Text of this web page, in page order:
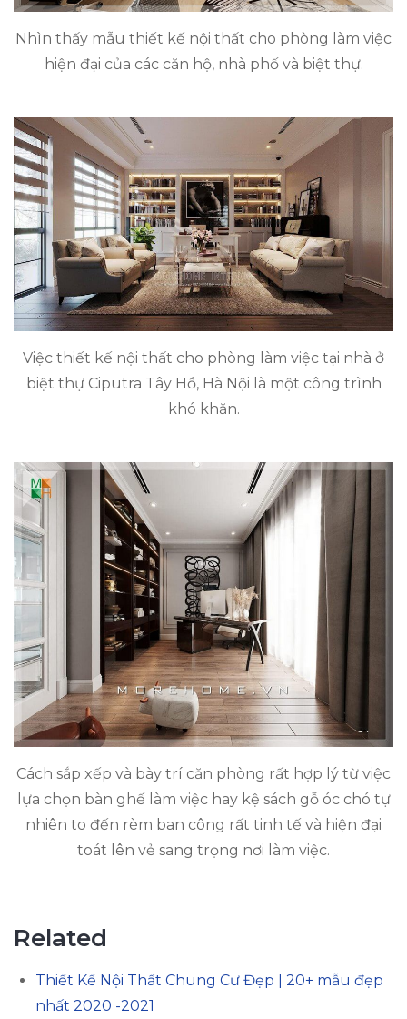
Nhìn thấy mẫu thiết kế nội thất cho phòng làm việc
hiện đại của các căn hộ, nhà phố và biệt thự.
Việc thiết kế nội thất cho phòng làm việc tại nhà ở
biệt thự Ciputra Tây Hồ, Hà Nội là một công trình
khó khăn.
Cách sắp xếp và bày trí căn phòng rất hợp lý từ việc
lựa chọn bàn ghế làm việc hay kệ sách gỗ óc chó tự
nhiên to đến rèm ban công rất tinh tế và hiện đại
toát lên vẻ sang trọng nơi làm việc.
Related
Thiết Kế Nội Thất Chung Cư Đẹp | 20+ mẫu đẹp
nhất 2020 -2021